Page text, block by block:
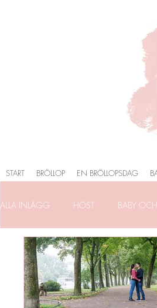
ALLA INLÄGG HÖST BABY
FÖRLOVNING
BARNFOTO GRAVIDFOTO
START BRÖLLOP EN BRÖLLOPSDAG